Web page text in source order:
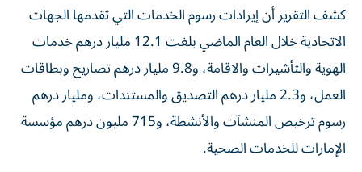
كشف التقرير أن إيرادات رسوم الخدمات التي تقدمها الجهات
الاتحادية خلال العام الماضي بلغت 12.1 مليار درهم خدمات
الهوية والتأشيرات والاقامة، و9.8 مليار درهم تصاريح وبطاقات
العمل، و2.3 مليار درهم التصديق والمستندات، ومليار درهم
رسوم ترخيص المنشآت والأنشطة، و715 مليون درهم مؤسسة
الإمارات للخدمات الصحية.